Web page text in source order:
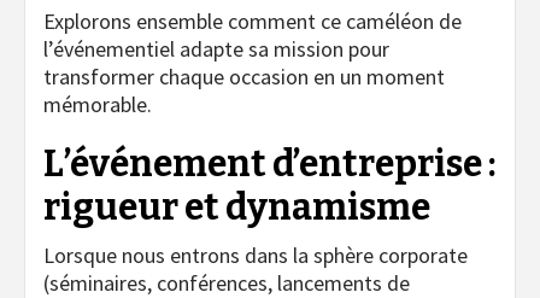
Explorons ensemble comment ce caméléon de
l’événementiel adapte sa mission pour
transformer chaque occasion en un moment
mémorable.
L’événement d’entreprise :
rigueur et dynamisme
Lorsque nous entrons dans la sphère corporate
(séminaires, conférences, lancements de